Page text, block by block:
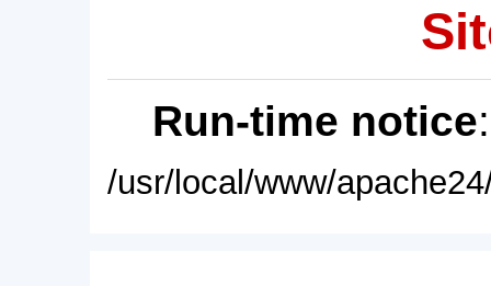
Run-time notice
/usr/local/www/